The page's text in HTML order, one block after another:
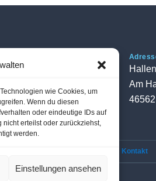
wie Cookies, um
Wenn du diesen
oder eindeutige IDs auf
erteilst oder zurückziehst,
werden.
Einstellungen ansehen

Am
Kontakt